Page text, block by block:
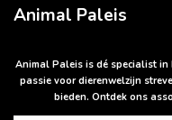
a
t
p
p
Animal Paleis
Animal Paleis is dé specialist in
passie voor dierenwelzijn
bieden. Ontdek ons